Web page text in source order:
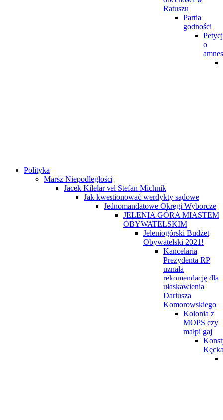
Ratuszu
Partia
godności
o
Polityka
Marsz Niepodległości
Jacek Kilelar vel Stefan Michnik
Jak kwestionować werdykty sądowe
Jednomandatowe Okręgi Wyborcze
JELENIA GÓRA MIASTEM
OBYWATELSKIM
Jeleniogórski Budżet
Obywatelski 2021!
Kancelaria
Prezydenta RP
uznała
rekomendację dla
ułaskawienia
Dariusza
Komorowskiego
Kolonia z
MOPS czy
małpi gaj
Kęcka